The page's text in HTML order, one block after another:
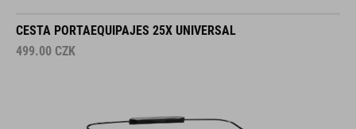
CESTA PORTAEQUIPAJES 25X UNIVERSAL
499.00 CZK